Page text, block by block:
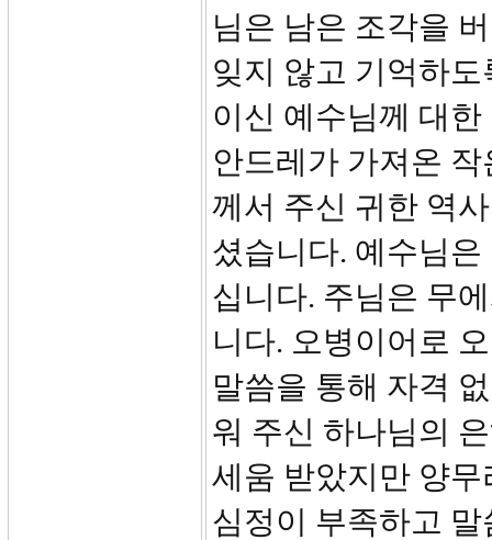
님은 남은 조각을
잊지 않고 기억하
이신 예수님께 대
안드레가 가져온
께서 주신 귀한 역
셨습니다. 예수님
십니다. 주님은 무
니다. 오병이어로
말씀을 통해 자격
워 주신 하나님의
세움 받았지만 양
심정이 부족하고